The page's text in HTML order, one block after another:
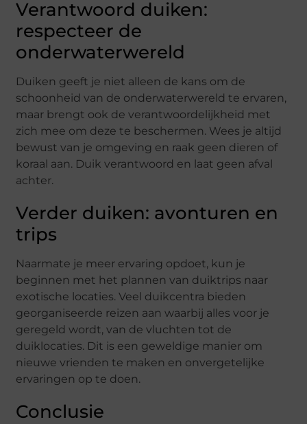
Verantwoord duiken:
respecteer de
onderwaterwereld
Duiken geeft je niet alleen de kans om de
schoonheid van de onderwaterwereld te ervaren,
maar brengt ook de verantwoordelijkheid met
zich mee om deze te beschermen. Wees je altijd
bewust van je omgeving en raak geen dieren of
koraal aan. Duik verantwoord en laat geen afval
achter.
Verder duiken: avonturen en
trips
Naarmate je meer ervaring opdoet, kun je
beginnen met het plannen van duiktrips naar
exotische locaties. Veel duikcentra bieden
georganiseerde reizen aan waarbij alles voor je
geregeld wordt, van de vluchten tot de
duiklocaties. Dit is een geweldige manier om
nieuwe vrienden te maken en onvergetelijke
ervaringen op te doen.
Conclusie